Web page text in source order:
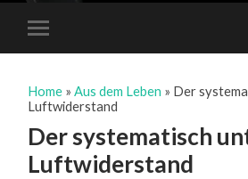
Home » Aus dem Leben » Der
Luftwiderstand
Der systematisch
Luftwiderstand